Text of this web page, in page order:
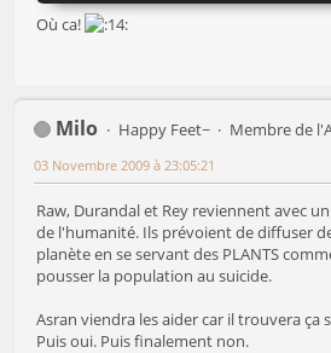
Où ca!
Milo Happy Feet~ Membre de
03 Novembre 2009 à 23:05:21
Raw, Durandal et Rey reviennent avec
de l'humanité. Ils prévoient de diffuser
planète en se servant des PLANTS
pousser la population au suicide.
Asran viendra les aider car il trouvera ça
Puis oui. Puis finalement non.